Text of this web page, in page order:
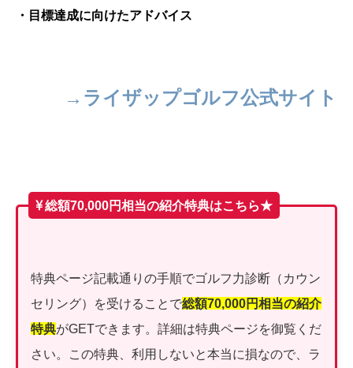
・目標達成に向けたアドバイス
→ライザップゴルフ公式サイト
総額70,000円相当の紹介特典はこちら★
特典ページ記載通りの手順でゴルフ力診断（カウン
セリング）を受けることで総額70,000円相当の紹介
特典がGETできます。詳細は特典ページを御覧くだ
さい。この特典、利用しないと本当に損なので、ラ